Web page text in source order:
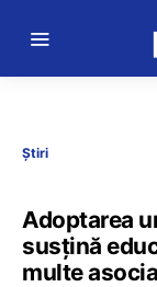
Știri
Adoptarea
susțină
multe